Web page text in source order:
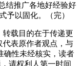
结推广各地好经验好
予以固化。（完）
转载目的在于传递更
代表原作者观点，与
确性未经核实，读者
请权利人第一时间